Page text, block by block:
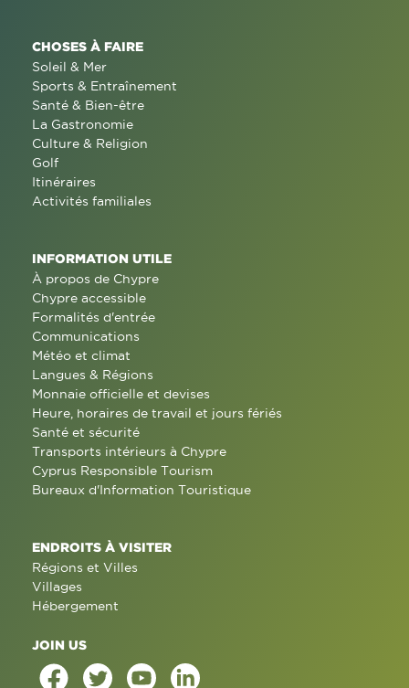
CHOSES À FAIRE
Soleil & Mer
Sports & Entraînement
Santé & Bien-être
La Gastronomie
Culture & Religion
Golf
Itinéraires
Activités familiales
INFORMATION UTILE
À propos de Chypre
Chypre accessible
Formalités d'entrée
Communications
Météo et climat
Langues & Régions
Monnaie officielle et devises
Heure, horaires de travail et jours fériés
Santé et sécurité
Transports intérieurs à Chypre
Cyprus Responsible Tourism
Bureaux d'Information Touristique
ENDROITS À VISITER
Régions et Villes
Villages
Hébergement
JOIN US